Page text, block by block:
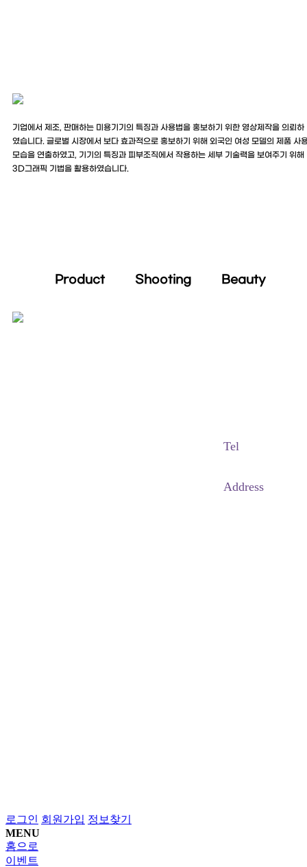
기업에서 제조, 판매하는 미용기기의 특징과 사용법을 홍보하기 위한 영상제작을 의뢰하
였습니다. 글로벌 시장에서 보다 효과적으로 홍보하기 위해 외국인 여성 모델의 제품 사
모습을 연출하였고, 기기의 특징과 피부조직에서 작용하는 세부 기술력을 보여주기 위해
3D그래픽 기법을 활용하였습니다.
Product Shooting Beauty
Tel
Address
로그인 회원가입 정보찾기
MENU
홈으로
이벤트